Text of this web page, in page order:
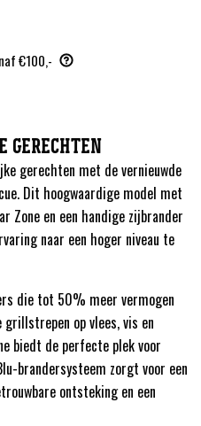
€100,-
GERECHTEN
gerechten met de vernieuwde
Dit hoogwaardige model met
Zone en een handige zijbrander
naar een hoger niveau te
die tot 50% meer vermogen
op vlees, vis en
biedt de perfecte plek voor
brandersysteem zorgt voor een
ontsteking en een